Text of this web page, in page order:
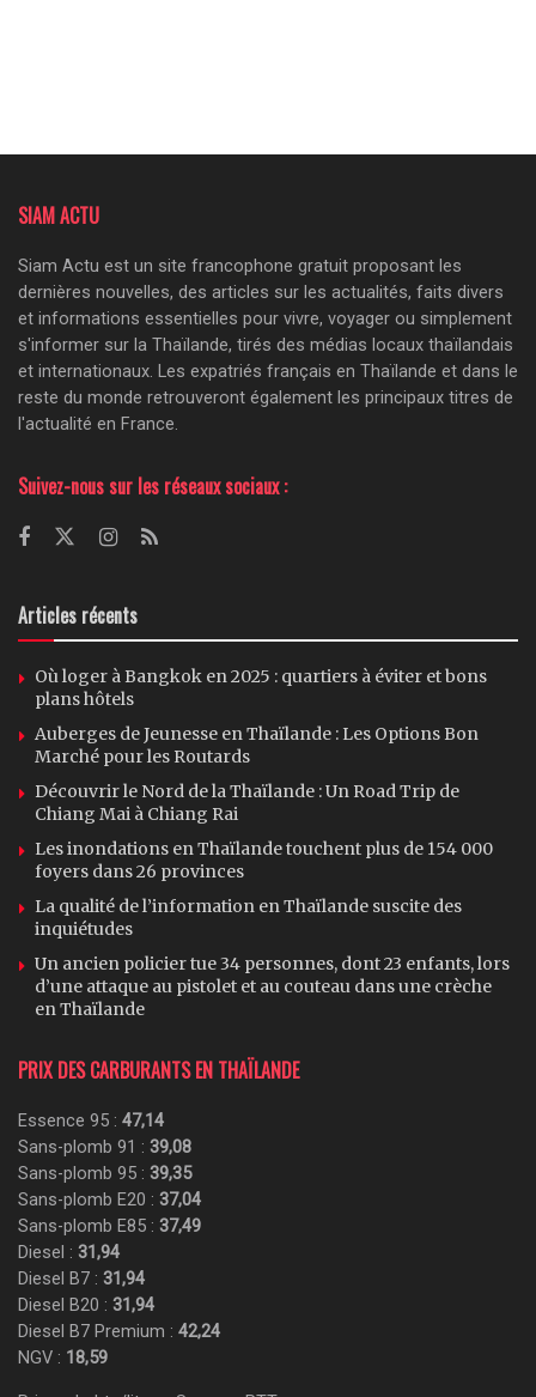
SIAM ACTU
Siam Actu est un site francophone gratuit proposant les
dernières nouvelles, des articles sur les actualités, faits divers
et informations essentielles pour vivre, voyager ou simplement
s'informer sur la Thaïlande, tirés des médias locaux thaïlandais
et internationaux. Les expatriés français en Thaïlande et dans le
reste du monde retrouveront également les principaux titres de
l'actualité en France.
Suivez-nous sur les réseaux sociaux :
Articles récents
Où loger à Bangkok en 2025 : quartiers à éviter et bons
plans hôtels
Auberges de Jeunesse en Thaïlande : Les Options Bon
Marché pour les Routards
Découvrir le Nord de la Thaïlande : Un Road Trip de
Chiang Mai à Chiang Rai
Les inondations en Thaïlande touchent plus de 154 000
foyers dans 26 provinces
La qualité de l’information en Thaïlande suscite des
inquiétudes
Un ancien policier tue 34 personnes, dont 23 enfants, lors
d’une attaque au pistolet et au couteau dans une crèche
en Thaïlande
PRIX DES CARBURANTS EN THAÏLANDE
Essence 95 : 47,14
Sans-plomb 91 : 39,08
Sans-plomb 95 : 39,35
Sans-plomb E20 : 37,04
Sans-plomb E85 : 37,49
Diesel : 31,94
Diesel B7 : 31,94
Diesel B20 : 31,94
Diesel B7 Premium : 42,24
NGV : 18,59